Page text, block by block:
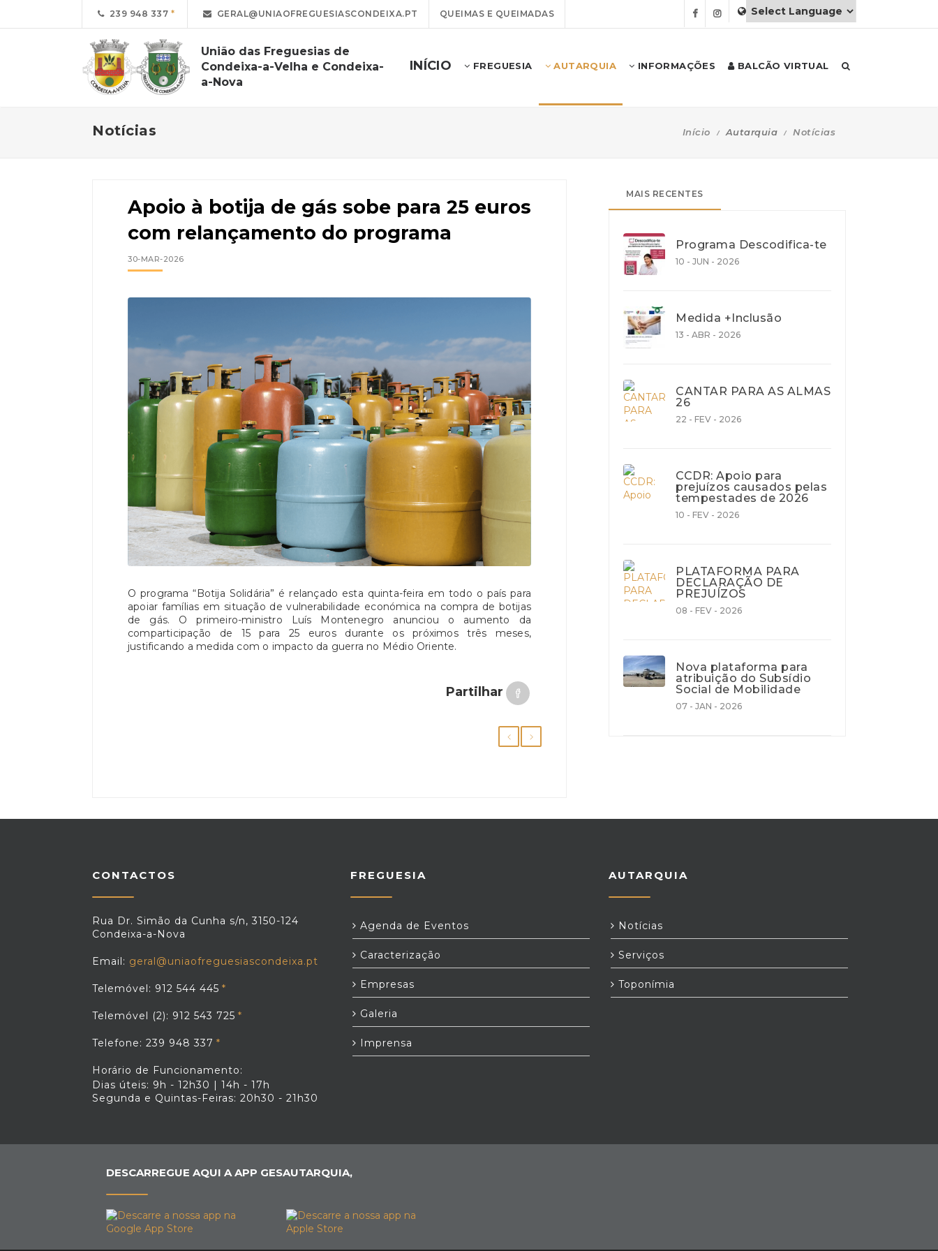
239 948 337 GERAL@UNIAOFREGUESIASCONDEIXA.PT QUEIMAS E QUEIMADAS
União das Freguesias de
Condeixa-a-Velha e Condeixa-
a-Nova
INÍCIO FREGUESIA AUTARQUIA INFORMAÇÕES BALCÃO VIRTUAL
Notícias Início Autarquia Notícias
Apoio à botija de gás sobe para 25 euros
com relançamento do programa
30-MAR-2026
O programa “Botija Solidária” é relançado esta quinta-feira em todo o país para
apoiar famílias em situação de vulnerabilidade económica na compra de botijas
de gás. O primeiro-ministro Luís Montenegro anunciou o aumento da
comparticipação de 15 para 25 euros durante os próximos três meses,
justificando a medida com o impacto da guerra no Médio Oriente.
Partilhar
MAIS RECENTES
Programa Descodifica-te
10 - JUN - 2026
Medida +Inclusão
13 - ABR - 2026
CANTAR PARA AS ALMAS
26
22 - FEV - 2026
CCDR: Apoio para
prejuízos causados pelas
tempestades de 2026
10 - FEV - 2026
PLATAFORMA PARA
DECLARAÇÃO DE
PREJUÍZOS
08 - FEV - 2026
Nova plataforma para
atribuição do Subsídio
Social de Mobilidade
07 - JAN - 2026
CONTACTOS
Rua Dr. Simão da Cunha s/n, 3150-124
Condeixa-a-Nova
Email: geral@uniaofreguesiascondeixa.pt
Telemóvel: 912 544 445
Telemóvel (2): 912 543 725
Telefone: 239 948 337
Horário de Funcionamento:
Dias úteis: 9h - 12h30 | 14h - 17h
Segunda e Quintas-Feiras: 20h30 - 21h30
FREGUESIA
Agenda de Eventos
Caracterização
Empresas
Galeria
Imprensa
AUTARQUIA
Notícias
Serviços
Toponímia
DESCARREGUE AQUI A APP GESAUTARQUIA,